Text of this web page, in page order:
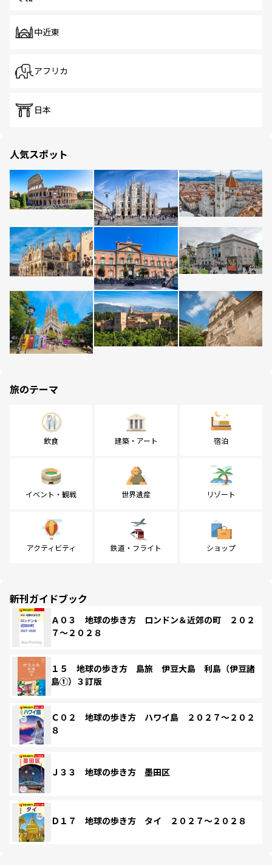
中近東
アフリカ
日本
人気スポット
旅のテーマ
飲食 建築・アート 宿泊
イベント・観戦 世界遺産 リゾート
アクティビティ 鉄道・フライト ショップ
新刊ガイドブック
Ａ０３ 地球の歩き方 ロンドン＆近郊の町 ２０２
７～２０２８
１５ 地球の歩き方 島旅 伊豆大島 利島（伊豆諸
島①）３訂版
Ｃ０２ 地球の歩き方 ハワイ島 ２０２７～２０２
８
Ｊ３３ 地球の歩き方 墨田区
Ｄ１７ 地球の歩き方 タイ ２０２７～２０２８